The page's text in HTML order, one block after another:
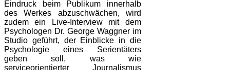
Eindruck beim Publikum innerhalb
des Werkes abzuschwächen, wird
zudem ein Live-Interview mit dem
Psychologen Dr. George Waggner im
Studio geführt, der Einblicke in die
Psychologie eines Serientäters
geben soll, was wie
serviceorientierter Journalismus